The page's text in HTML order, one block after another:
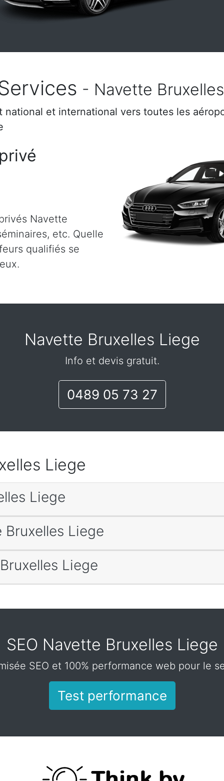
- Navette
et international vers toutes les
Navette
etc. Quelle
qualifiés se
Navette Bruxelles Liege
Info et devis gratuit.
0489 05 73 27
Liege
Liege
Liege
Liege
SEO Navette Bruxelles Liege
SEO et 100% performance web pour le